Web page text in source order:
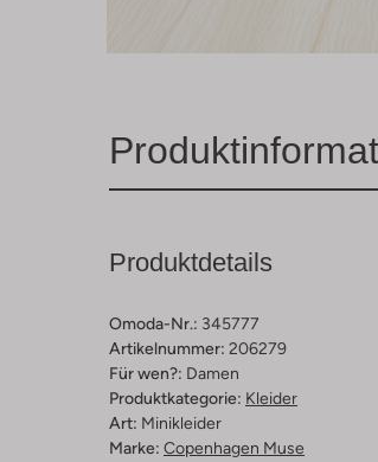
Produktdetails
Omoda-Nr.: 345777
Artikelnummer: 206279
Für wen?: Damen
Produktkategorie: Kleider
Art: Minikleider
Marke: Copenhagen Muse